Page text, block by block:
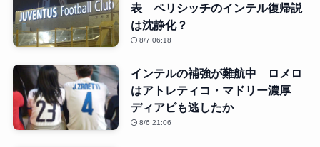
表 ペリシッチのインテル復帰説
は沈静化？
8/7 06:18
インテルの補強が難航中 ロメロ
はアトレティコ・マドリー濃厚
ディアビも逃したか
8/6 21:06